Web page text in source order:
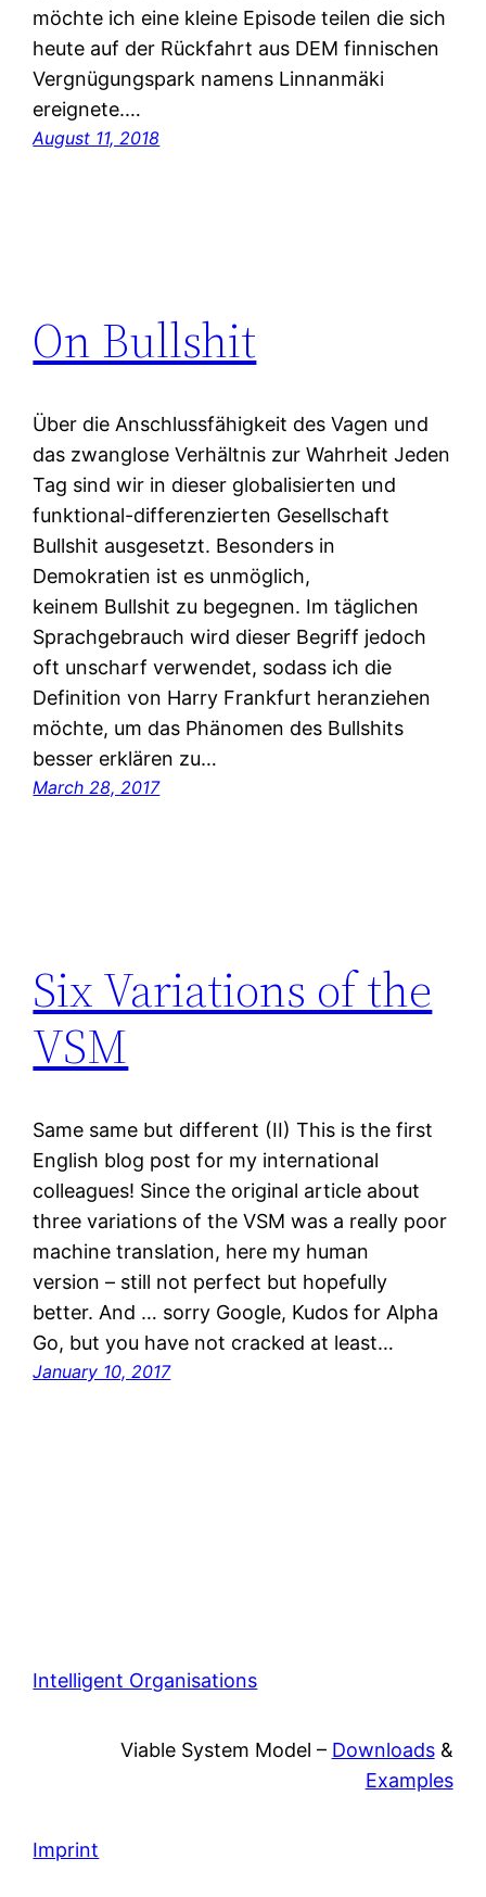
möchte ich eine kleine Episode teilen die sich
heute auf der Rückfahrt aus DEM finnischen
Vergnügungspark namens Linnanmäki
ereignete.…
August 11, 2018
On Bullshit
Über die Anschlussfähigkeit des Vagen und
das zwanglose Verhältnis zur Wahrheit Jeden
Tag sind wir in dieser globalisierten und
funktional-differenzierten Gesellschaft
Bullshit ausgesetzt. Besonders in
Demokratien ist es unmöglich,
keinem Bullshit zu begegnen. Im täglichen
Sprachgebrauch wird dieser Begriff jedoch
oft unscharf verwendet, sodass ich die
Definition von Harry Frankfurt heranziehen
möchte, um das Phänomen des Bullshits
besser erklären zu…
March 28, 2017
Six Variations of the
VSM
Same same but different (II) This is the first
English blog post for my international
colleagues! Since the original article about
three variations of the VSM was a really poor
machine translation, here my human
version – still not perfect but hopefully
better. And … sorry Google, Kudos for Alpha
Go, but you have not cracked at least…
January 10, 2017
Intelligent Organisations
Viable System Model – Downloads&
Examples
Imprint